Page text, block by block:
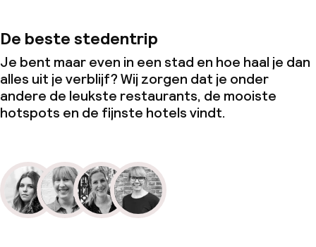
De beste stedentrip
Je bent maar even in een stad en hoe haal je dan
alles uit je verblijf? Wij zorgen dat je onder
andere de leukste restaurants, de mooiste
hotspots en de fijnste hotels vindt.